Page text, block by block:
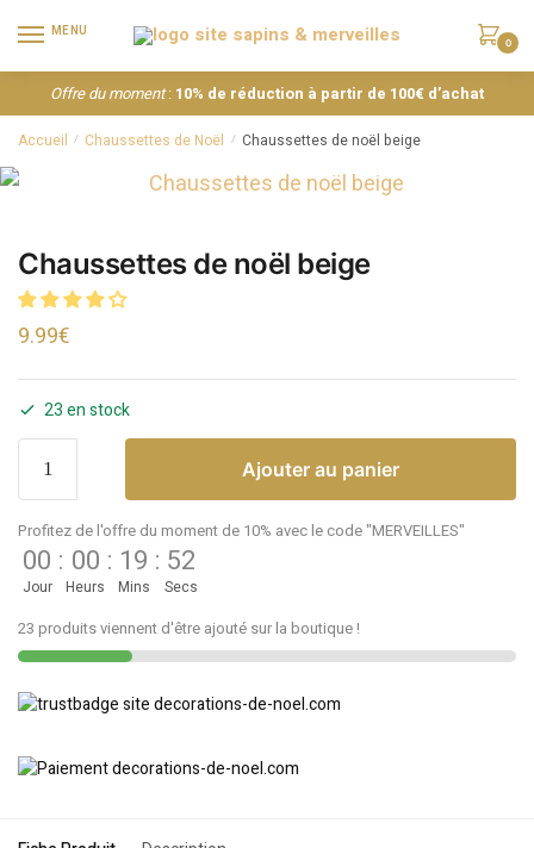
MENU
0
Offre du moment: 10% de réduction à partir de 100€ d’achat
Accueil / Chaussettes de Noël / Chaussettes de noël beige
Chaussettes de noël beige
9.99€
23 en stock
Ajouter au panier
Profitez de l'offre du moment de 10% avec le code "MERVEILLES"
00
Jour
: 00
Heurs
: 19
Mins
: 52
Secs
23 produits viennent d'être ajouté sur la boutique !